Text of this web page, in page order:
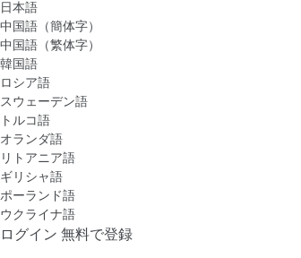
日本語
中国語（簡体字）
中国語（繁体字）
韓国語
ロシア語
スウェーデン語
トルコ語
オランダ語
リトアニア語
ギリシャ語
ポーランド語
ウクライナ語
ログイン 無料で登録